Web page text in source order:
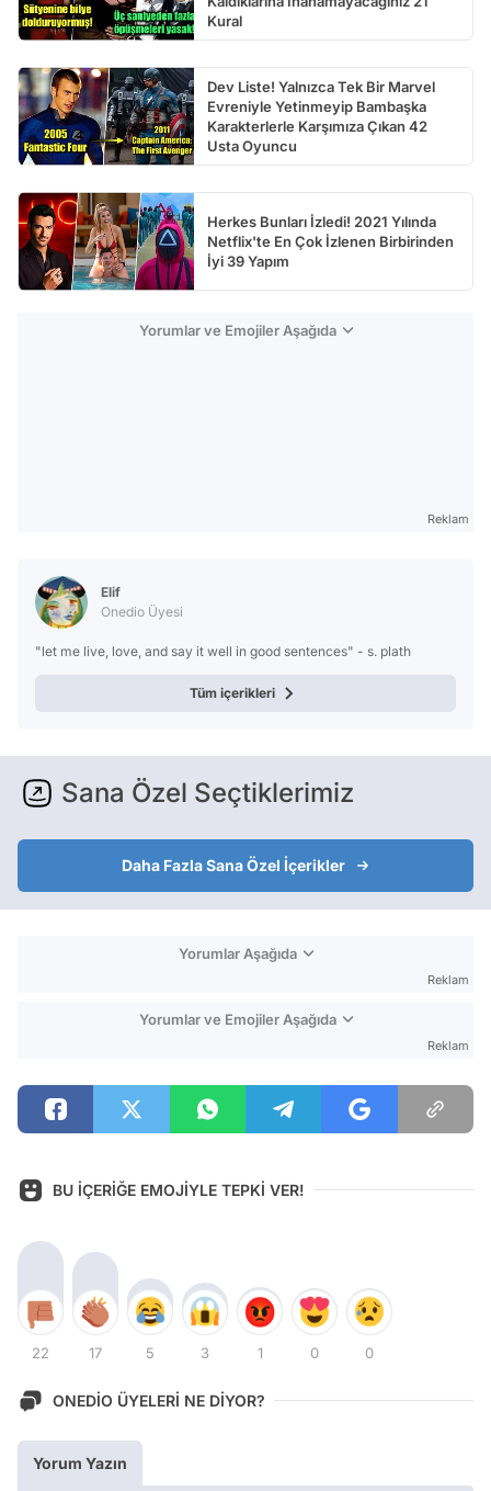
Kural
Dev Liste! Yalnızca Tek Bir Marvel
Evreniyle Yetinmeyip Bambaşka
Karakterlerle Karşımıza Çıkan 42
Usta Oyuncu
Herkes Bunları İzledi! 2021 Yılında
Netflix'te En Çok İzlenen Birbirinden
İyi 39 Yapım
Yorumlar ve Emojiler Aşağıda
Reklam
Elif
Onedio Üyesi
"let me live, love, and say it well in good sentences" - s. plath
Tüm içerikleri
Sana Özel Seçtiklerimiz
Daha Fazla Sana Özel İçerikler
Yorumlar Aşağıda
Reklam
Yorumlar ve Emojiler Aşağıda
Reklam
BU İÇERİĞE EMOJİYLE TEPKİ VER!
22 17 5 3 1 0 0
ONEDİO ÜYELERİ NE DİYOR?
Yorum Yazın